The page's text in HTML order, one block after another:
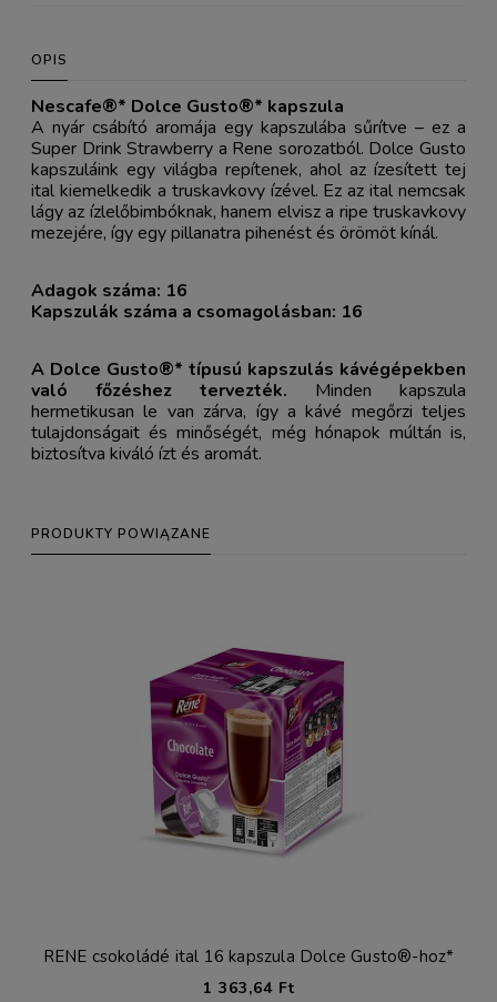
OPIS
Nescafe®* Dolce Gusto®* kapszula
A nyár csábító aromája egy kapszulába sűrítve – ez a
Super Drink Strawberry a Rene sorozatból. Dolce Gusto
kapszuláink egy világba repítenek, ahol az ízesített tej
ital kiemelkedik a truskavkovy ízével. Ez az ital nemcsak
lágy az ízlelőbimbóknak, hanem elvisz a ripe truskavkovy
mezejére, így egy pillanatra pihenést és örömöt kínál.
Adagok száma: 16
Kapszulák száma a csomagolásban: 16
A Dolce Gusto®* típusú kapszulás kávégépekben
való főzéshez tervezték. Minden kapszula
hermetikusan le van zárva, így a kávé megőrzi teljes
tulajdonságait és minőségét, még hónapok múltán is,
biztosítva kiváló ízt és aromát.
PRODUKTY POWIĄZANE
RENE csokoládé ital 16 kapszula Dolce Gusto®-hoz*
1 363,64 Ft